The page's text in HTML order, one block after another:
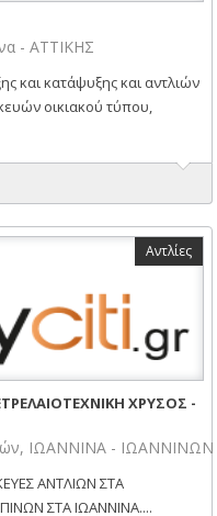
- ΑΤΤΙΚΗΣ
και κατάψυξης και αντλιών
οικιακού τύπου,
Αντλίες
ΧΡΥΣΟΣ -
ΙΩΑΝΝΙΝΑ - ΙΩΑΝΝΙΝΩΝ
ΑΝΤΛΙΩΝ ΣΤΑ
ΣΤΑ ΙΩΑΝΝΙΝΑ....